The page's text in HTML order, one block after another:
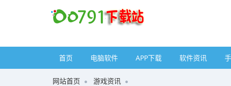
首页 电脑软件 APP下载 软件资讯
网站首页 游戏资讯